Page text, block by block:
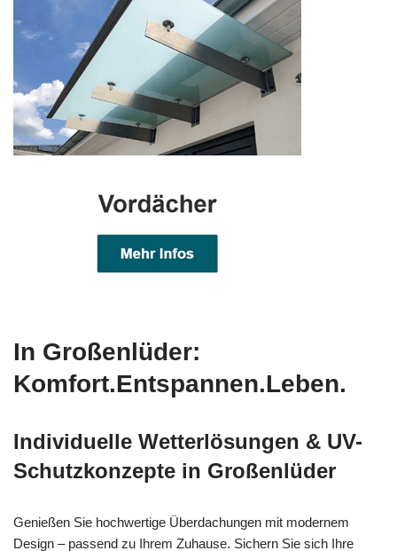
In Großenlüder:
Komfort.Entspannen.Leben.
Individuelle Wetterlösungen & UV-
Schutzkonzepte in Großenlüder
Genießen Sie hochwertige Überdachungen mit modernem
Design – passend zu Ihrem Zuhause. Sichern Sie sich Ihre